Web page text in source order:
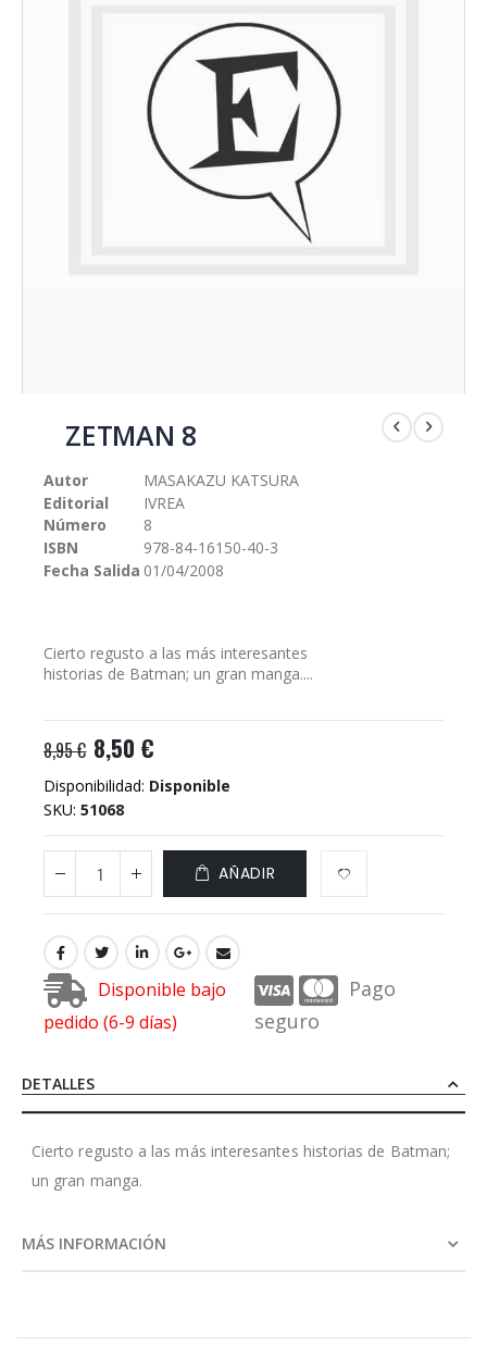
comienzo
galería
imágenes
ZETMAN 8
Autor
MASAKAZU KATSURA
Editorial
IVREA
Número
8
ISBN
978-84-16150-40-3
Fecha Salida 01/04/2008
Cierto regusto a las más interesantes
historias de Batman; un gran manga....
8,95 € 8,50 €
Disponibilidad: Disponible
SKU 51068
AÑADIR
Disponible bajo
pedido (6-9 días)
Pago
seguro
DETALLES
Cierto regusto a las más interesantes historias de Batman;
un gran manga.
MÁS INFORMACIÓN